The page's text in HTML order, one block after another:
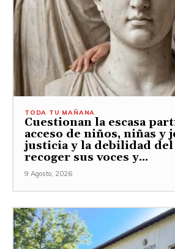
TODA TU MAÑANA
Cuestionan la escasa
acceso de niños, niñas y
justicia y la debilidad del
recoger sus voces y...
9 Agosto, 2026